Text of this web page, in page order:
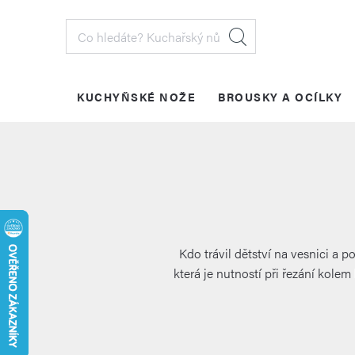
KUCHYŇSKÉ NOŽE BROUSKY A OCÍLKY
Kdo trávil dětství na vesnici a
která je nutností při řezání